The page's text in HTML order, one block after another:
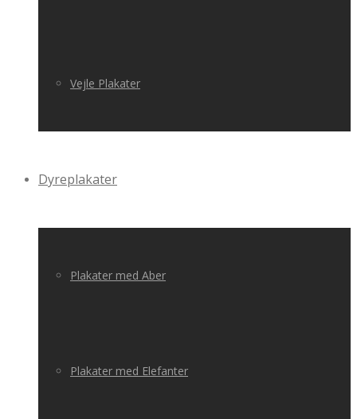
Vejle Plakater
Dyreplakater
Plakater med Aber
Plakater med Elefanter